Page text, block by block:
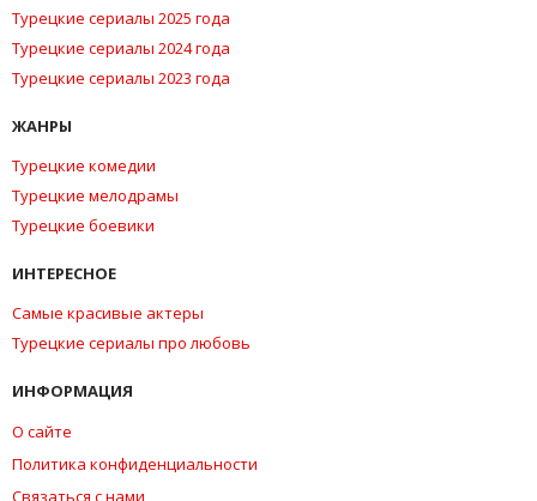
Турецкие сериалы 2025 года
Турецкие сериалы 2024 года
Турецкие сериалы 2023 года
ЖАНРЫ
Турецкие комедии
Турецкие мелодрамы
Турецкие боевики
ИНТЕРЕСНОЕ
Самые красивые актеры
Турецкие сериалы про любовь
ИНФОРМАЦИЯ
О сайте
Политика конфиденциальности
Связаться с нами